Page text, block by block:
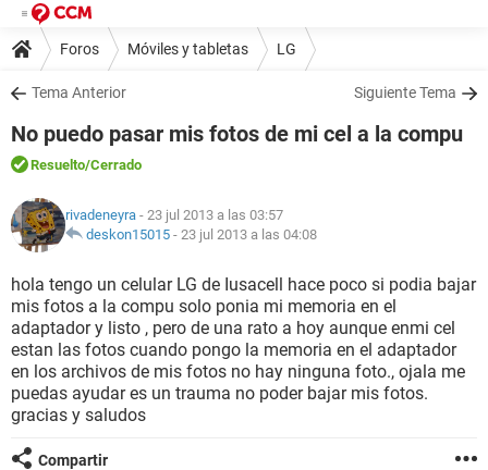
Foros Móviles y tabletas LG
Tema Anterior Siguiente Tema
No puedo pasar mis fotos de mi cel a la compu
Resuelto/Cerrado
rivadeneyra - 23 jul 2013 a las 03:57
deskon15015 - 23 jul 2013 a las 04:08
hola tengo un celular LG de Iusacell hace poco si podia bajar
mis fotos a la compu solo ponia mi memoria en el
adaptador y listo , pero de una rato a hoy aunque enmi cel
estan las fotos cuando pongo la memoria en el adaptador
en los archivos de mis fotos no hay ninguna foto., ojala me
puedas ayudar es un trauma no poder bajar mis fotos.
gracias y saludos
Compartir